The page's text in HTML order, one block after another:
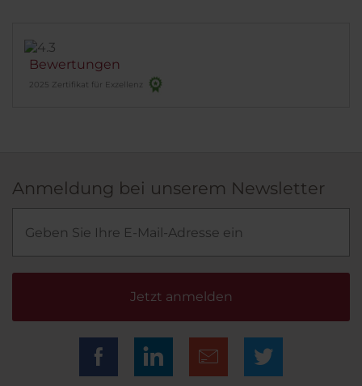
Bewertungen
2025 Zertifikat für Exzellenz
Anmeldung bei unserem Newsletter
Jetzt anmelden